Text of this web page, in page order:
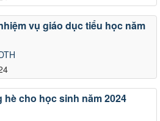
vụ giáo dục tiểu học năm
cho học sinh năm 2024